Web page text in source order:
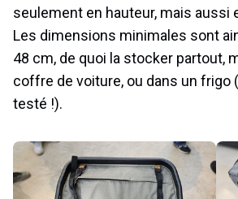
seulement en hauteur, mais aussi
Les dimensions minimales sont
48 cm, de quoi la stocker partout,
coffre de voiture, ou dans un frigo
testé !).